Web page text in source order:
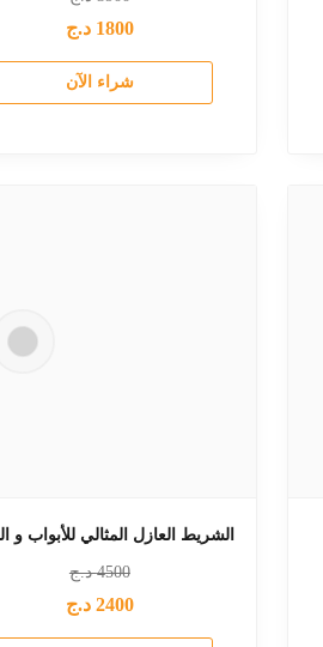
1800 د.ج
شراء الآن
الشريط العازل المثالي للأبواب و
4500د.ج
2400 د.ج